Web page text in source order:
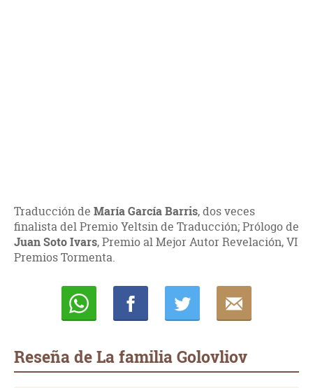
Traducción de María García Barris, dos veces
finalista del Premio Yeltsin de Traducción; Prólogo de
Juan Soto Ivars, Premio al Mejor Autor Revelación, VI
Premios Tormenta.
Reseña de La familia Golovliov